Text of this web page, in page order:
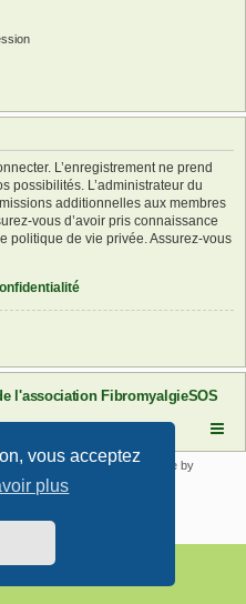
vous acceptez
plus
L’enregistrement ne prend
possibilités. L’administrateur du
additionnelles aux membres
vous d’avoir pris connaissance
politique de vie privée. Assurez-vous
l'association FibromyalgieSOS
© phpBB Limited | SE Square by
|Conditions